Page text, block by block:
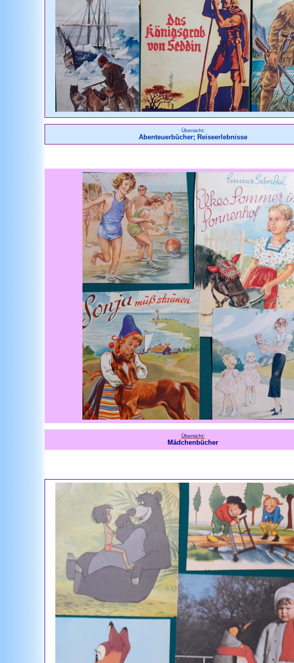
Übersicht:
Abenteuerbücher; Reiseerlebnisse
Übersicht:
Mädchenbücher